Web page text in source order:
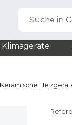
Suche in
Klimageräte
Keramische